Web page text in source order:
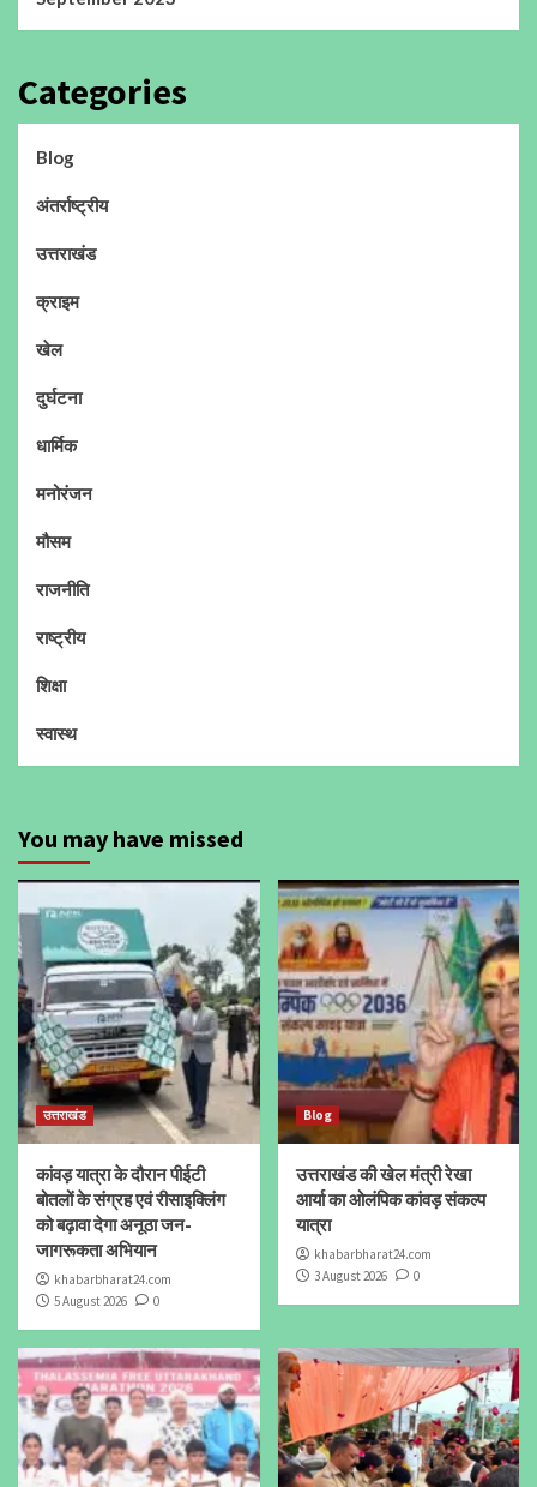
Categories
Blog
अंतर्राष्ट्रीय
उत्तराखंड
क्राइम
खेल
दुर्घटना
धार्मिक
मनोरंजन
मौसम
राजनीति
राष्ट्रीय
शिक्षा
स्वास्थ
You may have missed
उत्तराखंड
कांवड़ यात्रा के दौरान पीईटी
बोतलों के संग्रह एवं रीसाइक्लिंग
को बढ़ावा देगा अनूठा जन-
जागरूकता अभियान
khabarbharat24.com
5 August 2026
0
Blog
उत्तराखंड की खेल मंत्री रेखा
आर्या का ओलंपिक कांवड़ संकल्प
यात्रा
khabarbharat24.com
3 August 2026
0